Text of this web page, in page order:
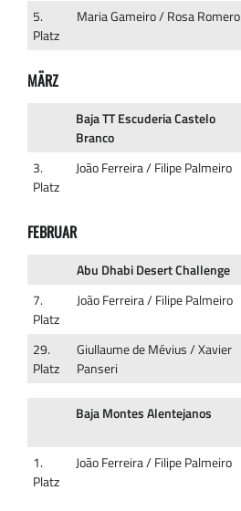
5.
Platz
Maria Gameiro / Rosa Romero
MÄRZ
Baja TT Escuderia Castelo
Branco
3.
Platz
João Ferreira / Filipe Palmeiro
FEBRUAR
Abu Dhabi Desert Challenge
7.
Platz
João Ferreira / Filipe Palmeiro
29.
Platz
Giullaume de Mévius / Xavier
Panseri
Baja Montes Alentejanos
1.
Platz
João Ferreira / Filipe Palmeiro